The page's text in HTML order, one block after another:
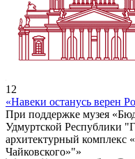
12
«Навеки останусь верен
При поддержке музея
Удмуртской Республики
архитектурный комплекс
Чайковского»"»